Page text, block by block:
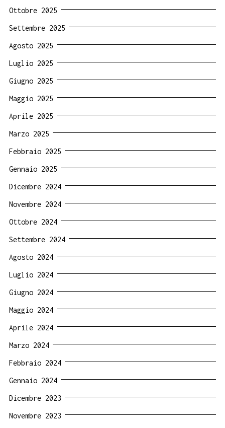
Ottobre 2025
Settembre 2025
Agosto 2025
Luglio 2025
Giugno 2025
Maggio 2025
Aprile 2025
Marzo 2025
Febbraio 2025
Gennaio 2025
Dicembre 2024
Novembre 2024
Ottobre 2024
Settembre 2024
Agosto 2024
Luglio 2024
Giugno 2024
Maggio 2024
Aprile 2024
Marzo 2024
Febbraio 2024
Gennaio 2024
Dicembre 2023
Novembre 2023